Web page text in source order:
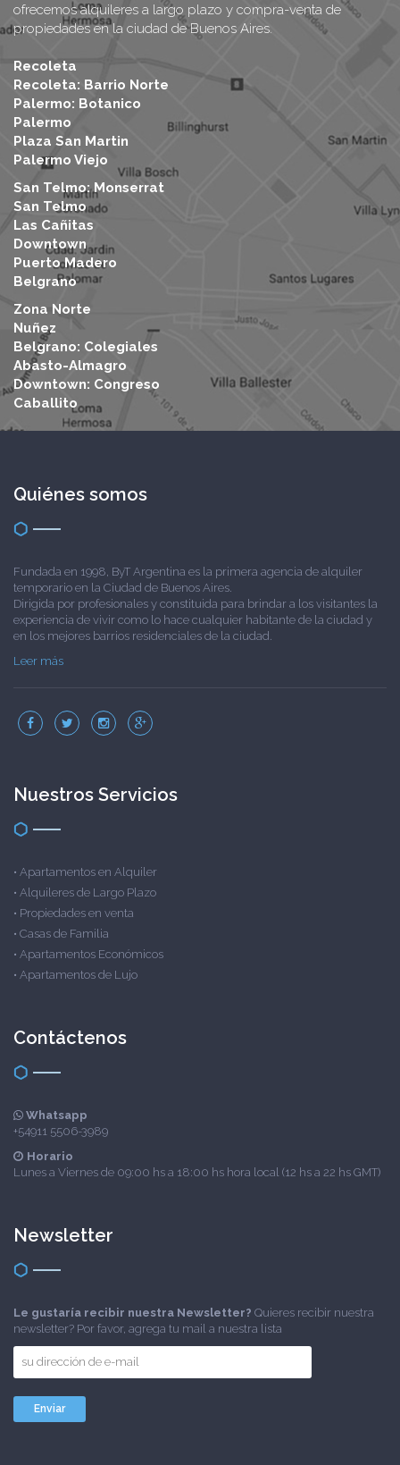
ofrecemos alquileres a largo plazo y compra-venta de
propiedades en la ciudad de Buenos Aires.
Recoleta
Recoleta: Barrio Norte
Palermo: Botanico
Palermo
Plaza San Martin
Palermo Viejo
San Telmo: Monserrat
San Telmo
Las Cañitas
Downtown
Puerto Madero
Belgrano
Zona Norte
Nuñez
Belgrano: Colegiales
Abasto-Almagro
Downtown: Congreso
Caballito
Quiénes somos
Fundada en 1998, ByT Argentina es la primera agencia de alquiler
temporario en la Ciudad de Buenos Aires.
Dirigida por profesionales y constituida para brindar a los visitantes la
experiencia de vivir como lo hace cualquier habitante de la ciudad y
en los mejores barrios residenciales de la ciudad.
Leer más
Nuestros Servicios
• Apartamentos en Alquiler
• Alquileres de Largo Plazo
• Propiedades en venta
• Casas de Familia
• Apartamentos Económicos
• Apartamentos de Lujo
Contáctenos
Whatsapp
+54911 5506-3989
Horario
Lunes a Viernes de 09:00 hs a 18:00 hs hora local (12 hs a 22 hs GMT)
Newsletter
Le gustaría recibir nuestra Newsletter? Quieres recibir nuestra
newsletter? Por favor, agrega tu mail a nuestra lista